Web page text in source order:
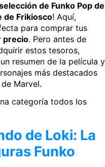
de Funko Pop de
de Frikiosco! Aquí,
para comprar tus
precio. Pero antes de
estos tesoros,
resumen de la película y
más destacados
Marvel.
categoría todos los
de Loki: La
Funko